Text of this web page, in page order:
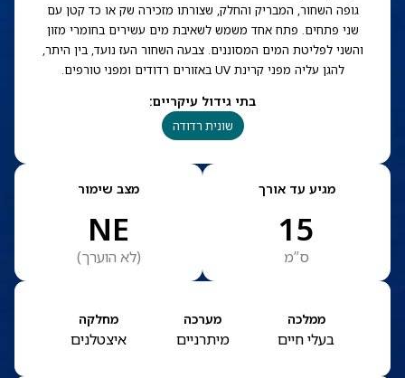
גופה השחור, המבריק והחלק, שצורתו מזכירה שק או כד קטן עם
שני פתחים. פתח אחד משמש לשאיבת מים עשירים בחומרי מזון
והשני לפליטת המים המסוננים. צבעה השחור העז נועד, בין היתר,
להגן עליה מפני קרינת UV באזורים רדודים ומפני טורפים.
בתי גידול עיקריים:
שונית רדודה
מגיע עד אורך
15
ס”מ
מצב שימור
NE
(לא הוערך)
ממלכה
בעלי חיים
מערכה
מיתרניים
מחלקה
איצטלנים